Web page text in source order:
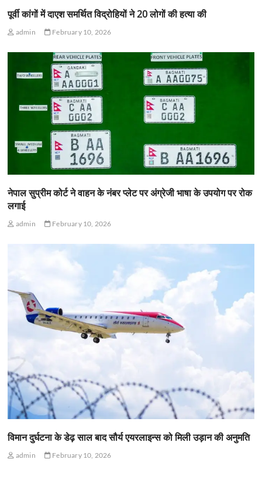
पूर्वी कांगों में दाएश समर्थित विद्रोहियों ने 20 लोगों की हत्या की
admin February 10, 2026
नेपाल सुप्रीम कोर्ट ने वाहन के नंबर प्लेट पर अंग्रेजी भाषा के उपयोग पर रोक
लगाई
admin February 10, 2026
विमान दुर्घटना के डेढ़ साल बाद सौर्य एयरलाइन्स को मिली उड़ान की अनुमति
admin February 10, 2026